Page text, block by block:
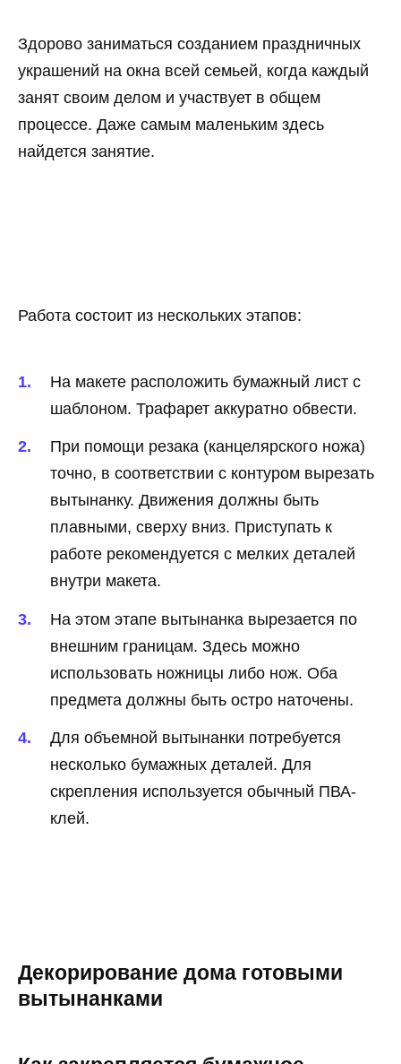
Здорово заниматься созданием праздничных
украшений на окна всей семьей, когда каждый
занят своим делом и участвует в общем
процессе. Даже самым маленьким здесь
найдется занятие.
Работа состоит из нескольких этапов:
На макете расположить бумажный лист с
шаблоном. Трафарет аккуратно обвести.
При помощи резака (канцелярского ножа)
точно, в соответствии с контуром вырезать
вытынанку. Движения должны быть
плавными, сверху вниз. Приступать к
работе рекомендуется с мелких деталей
внутри макета.
На этом этапе вытынанка вырезается по
внешним границам. Здесь можно
использовать ножницы либо нож. Оба
предмета должны быть остро наточены.
Для объемной вытынанки потребуется
несколько бумажных деталей. Для
скрепления используется обычный ПВА-
клей.
Декорирование дома готовыми
вытынанками